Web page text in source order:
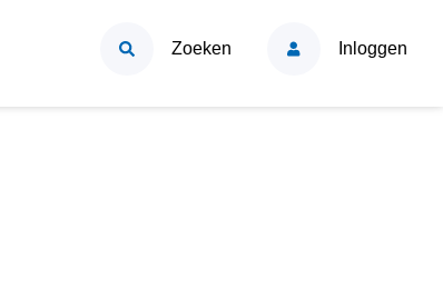
Zoeken Inloggen